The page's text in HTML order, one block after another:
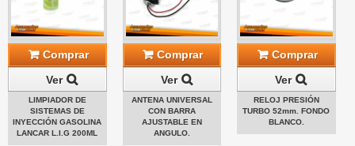
Comprar
Ver
LIMPIADOR DE
SISTEMAS DE
INYECCIÓN GASOLINA
LANCAR L.I.G 200ML
Comprar
Ver
ANTENA UNIVERSAL
CON BARRA
AJUSTABLE EN
ANGULO.
Comprar
Ver
RELOJ PRESIÓN
TURBO 52mm. FONDO
BLANCO.